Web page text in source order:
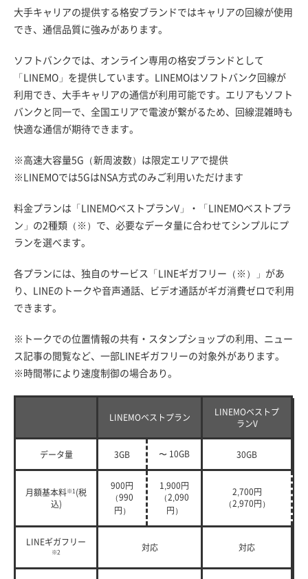
大手キャリアの提供する格安ブランドではキャリアの回線が使用
でき、通信品質に強みがあります。
ソフトバンクでは、オンライン専用の格安ブランドとして
「LINEMO」を提供しています。LINEMOはソフトバンク回線が
利用でき、大手キャリアの通信が利用可能です。エリアもソフト
バンクと同一で、全国エリアで電波が繋がるため、回線混雑時も
快適な通信が期待できます。
※高速大容量5G（新周波数）は限定エリアで提供
※LINEMOでは5GはNSA方式のみご利用いただけます
料金プランは「LINEMOベストプランV」・「LINEMOベストプラ
ン」の2種類（※）で、必要なデータ量に合わせてシンプルにプ
ランを選べます。
各プランには、独自のサービス「LINEギガフリー（※）」があ
り、LINEのトークや音声通話、ビデオ通話がギガ消費ゼロで利用
できます。
※トークでの位置情報の共有・スタンプショップの利用、ニュー
ス記事の閲覧など、一部LINEギガフリーの対象外があります。
※時間帯により速度制御の場合あり。
LINEMOベストプラン
LINEMOベストプ
ランV
データ量 3GB 〜 10GB 30GB
月額基本料※1 (税
込)
900円
（990
円）
1,900円
（2,090
円）
2,700円
（2,970円）
LINEギガフリー
※2 対応 対応